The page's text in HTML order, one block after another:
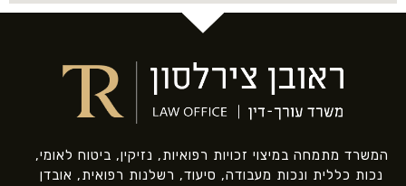
המשרד מתמחה במיצוי זכויות רפואיות, נזיקין, ביטוח לאומי,
נכות כללית ונכות מעבודה, סיעוד, רשלנות רפואית, אובדן